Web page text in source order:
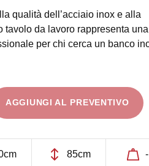
qualità dell’acciaio inox e alla
tavolo da lavoro rappresenta una
per chi cerca un banco
AGGIUNGI AL PREVENTIVO
85cm